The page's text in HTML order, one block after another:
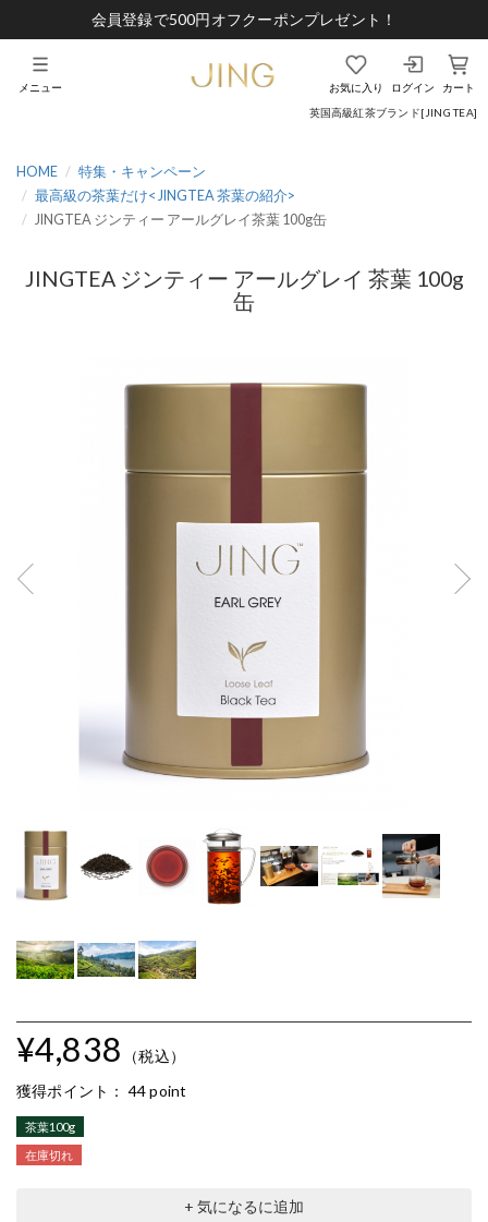
会員登録で500円オフクーポンプレゼント！
英国高級紅茶ブランド[JING TEA]
お気に入り ログイン カート
メニュー
HOME
特集・キャンペーン
最高級の茶葉だけ< JINGTEA 茶葉の紹介>
JINGTEA ジンティー アールグレイ茶葉 100g缶
JINGTEA ジンティー アールグレイ 茶葉 100g
缶
¥4,838 （税込）
獲得ポイント： 44 point
茶葉100g
在庫切れ
+ 気になるに追加